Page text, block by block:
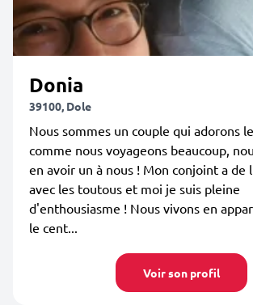
Donia
39100, Dole
Nous sommes un couple qui adorons
comme nous voyageons beaucoup,
en avoir un à nous ! Mon conjoint a de
avec les toutous et moi je suis pleine
d'enthousiasme ! Nous vivons en
le cent...
Voir son profil